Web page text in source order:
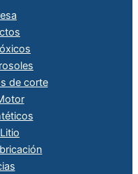
de corte
Litio